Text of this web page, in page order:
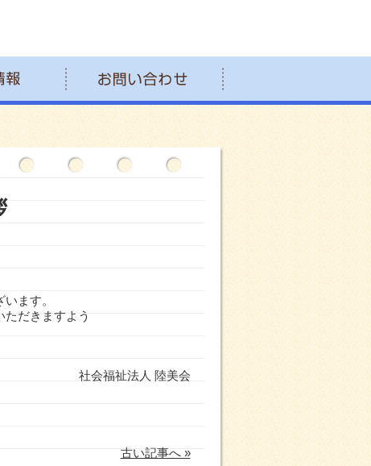
ます。
だきますよう
社会福祉法人 陸美会
古い記事へ »